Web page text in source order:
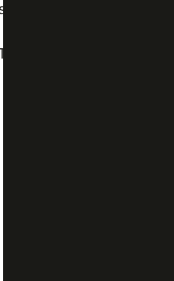
aprender muito
e CazéTV